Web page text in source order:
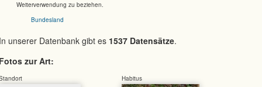
Weiterverwendung zu beziehen.
Bundesland
unserer Datenbank gibt es 1537 Datensätze.
zur Art:
Habitus